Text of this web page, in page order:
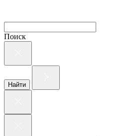
Поиск
Найти